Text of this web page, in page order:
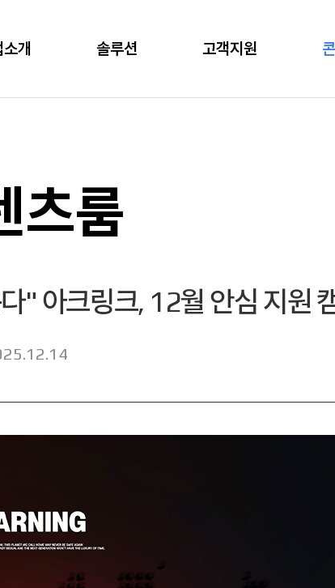
개 솔루션 고객지원
츠룸
" 아크링크, 12월 안심 지원